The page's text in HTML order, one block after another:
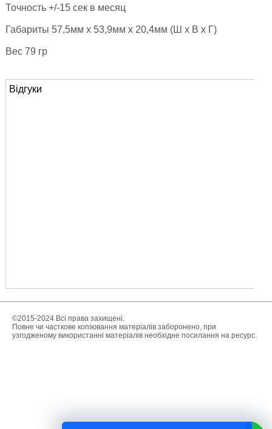
Точность +/­-15 сек в месяц
Габариты 57,5мм x 53,9мм x 20,4мм (Ш x В x Г)
Вес 79 гр
Відгуки
©2015-2024 Всі права захищені.
Повне чи часткове копіювання матеріалів заборонено, при
узгодженому використанні матеріалів необхідне посилання на ресурс.